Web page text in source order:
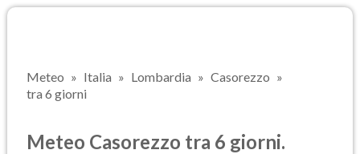
Meteo Italia Lombardia
Casorezzo
tra 6 giorni
Meteo Casorezzo tra 6 giorni.